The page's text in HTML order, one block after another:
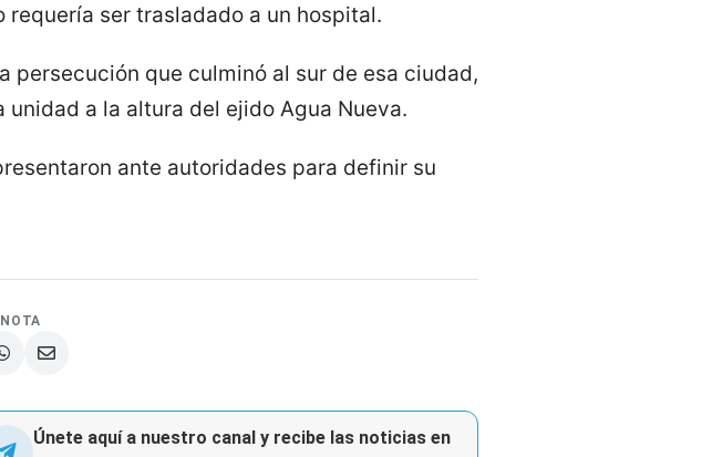
ser trasladado a un hospital.
persecución que culminó al sur de esa ciudad,
a la altura del ejido Agua Nueva.
ante autoridades para definir su
Únete aquí a nuestro canal y recibe las noticias en